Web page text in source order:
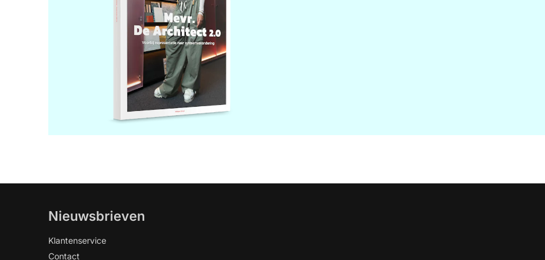
Nieuwsbrieven
Klantenservice
Contact